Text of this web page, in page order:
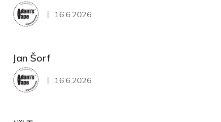
Hodnocení obchodu je 5 z 5 hvězdiček.
| 16.6.2026
Jan Šorf
Hodnocení obchodu je 5 z 5 hvězdiček.
| 16.6.2026